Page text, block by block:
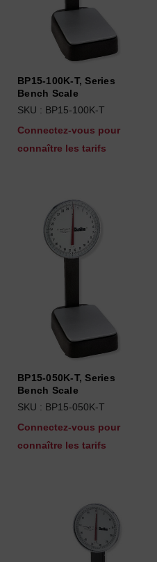
BP15-100K-T, Series
Bench Scale
SKU : BP15-100K-T
Connectez-vous pour
connaître les tarifs
BP15-050K-T, Series
Bench Scale
SKU : BP15-050K-T
Connectez-vous pour
connaître les tarifs